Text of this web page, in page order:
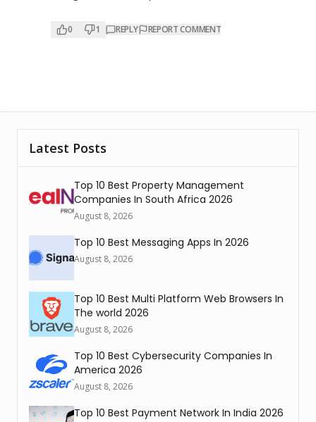
0 1 REPLY REPORT COMMENT
Latest Posts
Top 10 Best Property Management
Companies In South Africa 2026
August 8, 2026
Top 10 Best Messaging Apps In 2026
August 8, 2026
Top 10 Best Multi Platform Web Browsers In
The world 2026
August 8, 2026
Top 10 Best Cybersecurity Companies In
America 2026
August 8, 2026
Top 10 Best Payment Network In India 2026